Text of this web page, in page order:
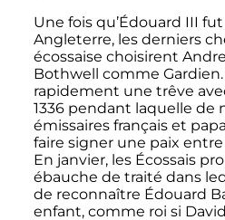
Une fois qu’Édouard III fut
Angleterre, les derniers
écossaise choisirent
Bothwell comme
rapidement une trêve
1336 pendant laquelle de
émissaires français et
faire signer une paix
En janvier, les Écossais
ébauche de traité dans
de reconnaître Édouard
enfant, comme roi si David